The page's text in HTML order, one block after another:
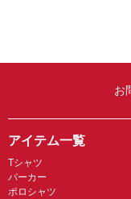
お
アイテム一覧
Tシャツ
パーカー
ポロシャツ